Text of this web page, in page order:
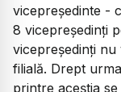
vicepreședinte -
8 vicepreședinți
vicepreședinți nu
filială. Drept
printre aceștia